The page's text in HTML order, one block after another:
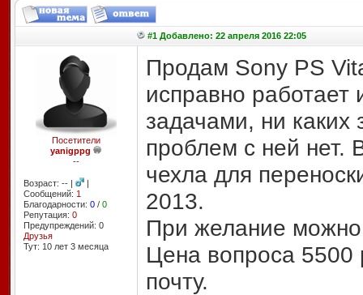
#1 Добавлено: 22 апреля 2016 22:05
Посетители
yanigppg
--
Возраст: -- |
|
Сообщений: 1
Благодарности: 0/ 0
Репутация: 0
Предупреждений: 0
Друзья
Тут: 10 лет 3 месяцa
Продам Sony PS
исправно работает
задачами, ни каких
проблем с ней нет.
чехла для
2013.
При желание можно
Цена вопроса 5500
почту.